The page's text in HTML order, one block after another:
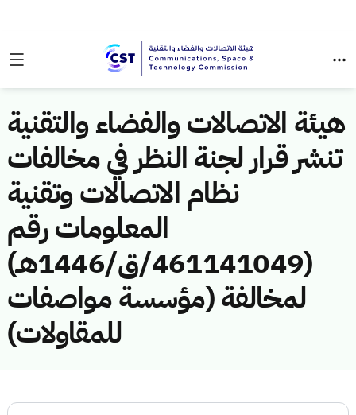
هيئة الاتصالات والفضاء والتقنية
تنشر قرار لجنة النظر في مخالفات
نظام الاتصالات وتقنية
المعلومات رقم
(461141049/ق/1446هـ)
لمخالفة (مؤسسة مواصفات
للمقاولات)